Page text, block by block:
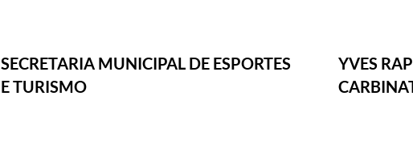
SECRETARIA MUNICIPAL DE ESPORTES
E TURISMO
YVES